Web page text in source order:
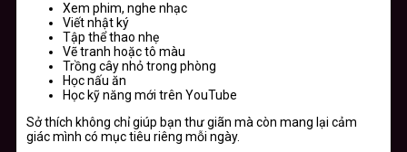
Xem phim, nghe nhạc
Viết nhật ký
Tập thể thao nhẹ
Vẽ tranh hoặc tô màu
Trồng cây nhỏ trong phòng
Học nấu ăn
Học kỹ năng mới trên YouTube
Sở thích không chỉ giúp bạn thư giãn mà còn mang lại cảm
giác mình có mục tiêu riêng mỗi ngày.